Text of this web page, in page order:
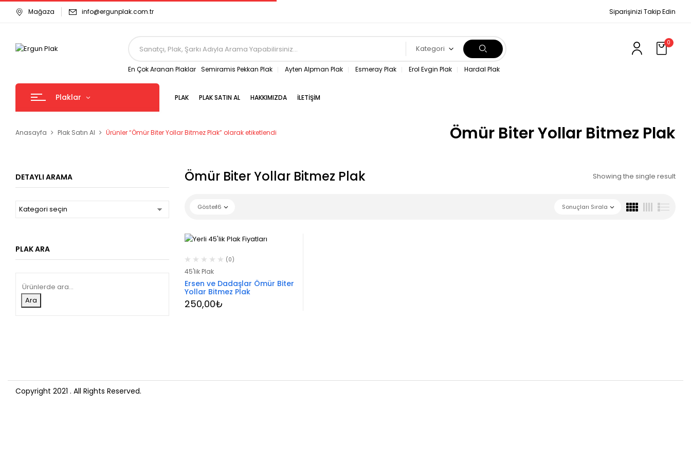
Mağaza info@ergunplak.com.tr Siparişinizi Takip Edin
Kategori
En Çok Aranan Plaklar Semiramis Pekkan Plak Ayten Alpman Plak Esmeray Plak Erol Evgin Plak Hardal Plak
0
Plaklar PLAK PLAK SATIN AL HAKKIMIZDA İLETIŞIM
Ömür Biter Yollar Bitmez Plak
Anasayfa Plak Satın Al Ürünler “Ömür Biter Yollar Bitmez Plak” olarak etiketlendi
DETAYLI ARAMA
PLAK ARA
Ara
Ömür Biter Yollar Bitmez Plak Showing the single result
Sonuçları Sırala
Göster16
(0)
45'lik Plak
Ersen ve Dadaşlar Ömür Biter
Yollar Bitmez Plak
250,00₺
Copyright 2021 . All Rights Reserved.